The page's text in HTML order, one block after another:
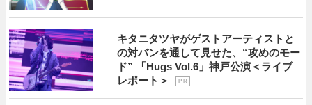
キタニタツヤがゲストアーティストと
の対バンを通して見せた、“攻めのモー
ド” 「Hugs Vol.6」神戸公演＜ライブ
レポート＞
P R